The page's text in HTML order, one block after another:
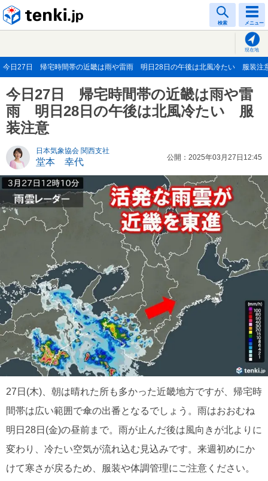
検索 メニュー
現在地
今日27日 帰宅時間帯の近畿は雨や雷雨 明日28日の午後は北風冷たい 服装注
今日27日 帰宅時間帯の近畿は雨や雷
雨 明日28日の午後は北風冷たい 服
装注意
日本気象協会 関西支社
堂本 幸代 公開：2025年03月27日12:45
27日(木)、朝は晴れた所も多かった近畿地方ですが、帰宅時
間帯は広い範囲で傘の出番となるでしょう。雨はおおむね
明日28日(金)の昼前まで。雨が止んだ後は風向きが北よりに
変わり、冷たい空気が流れ込む見込みです。来週初めにか
けて寒さが戻るため、服装や体調管理にご注意ください。